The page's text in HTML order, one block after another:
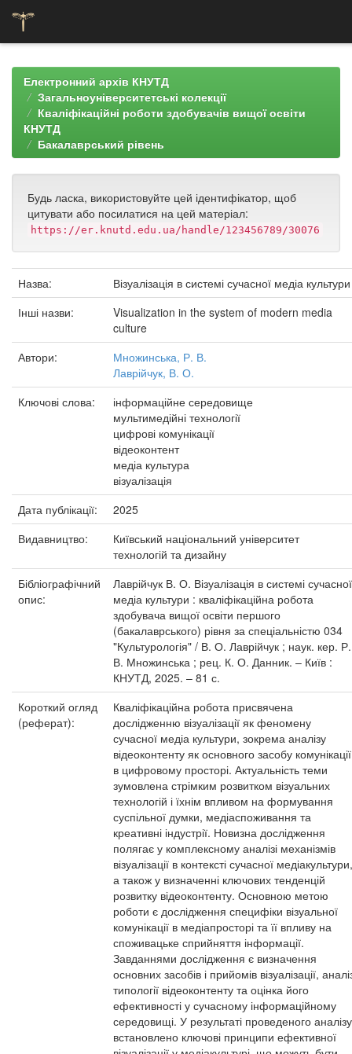
navigationЕлектронний архів КНУТД
Загальноуніверситетські колекції
Кваліфікаційні роботи здобувачів вищої освіти
КНУТД
Бакалаврський рівень
Будь ласка, використовуйте цей ідентифікатор, щоб
цитувати або посилатися на цей матеріал:
https://er.knutd.edu.ua/handle/123456789/30076
Назва:
Візуалізація в системі сучасної медіа культури
Інші назви:
Visualization in the system of modern media
culture
Автори:
Множинська, Р. В.
Лаврійчук, В. О.
Ключові слова:
інформаційне середовище
мультимедійні технології
цифрові комунікації
відеоконтент
медіа культура
візуалізація
Дата публікації:
2025
Видавництво:
Київський національний університет
технологій та дизайну
Бібліографічний
опис:
Лаврійчук В. О. Візуалізація в системі сучасної
медіа культури : кваліфікаційна робота
здобувача вищої освіти першого
(бакалаврського) рівня за спеціальністю 034
"Культурологія" / В. О. Лаврійчук ; наук. кер. Р.
В. Множинська ; рец. К. О. Данник. – Київ :
КНУТД, 2025. – 81 с.
Короткий огляд
(реферат):
Кваліфікаційна робота присвячена
дослідженню візуалізації як феномену
сучасної медіа культури, зокрема аналізу
відеоконтенту як основного засобу комунікації
в цифровому просторі. Актуальність теми
зумовлена стрімким розвитком візуальних
технологій і їхнім впливом на формування
суспільної думки, медіаспоживання та
креативні індустрії. Новизна дослідження
полягає у комплексному аналізі механізмів
візуалізації в контексті сучасної медіакультури,
а також у визначенні ключових тенденцій
розвитку відеоконтенту. Основною метою
роботи є дослідження специфіки візуальної
комунікації в медіапросторі та її впливу на
споживацьке сприйняття інформації.
Завданнями дослідження є визначення
основних засобів і прийомів візуалізації,
типології відеоконтенту та оцінка його
ефективності у сучасному інформаційному
середовищі. У результаті проведеного аналізу
встановлено ключові принципи ефективної